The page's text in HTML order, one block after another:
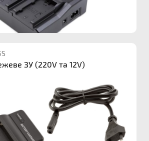
ЗУ (220V та 12V)